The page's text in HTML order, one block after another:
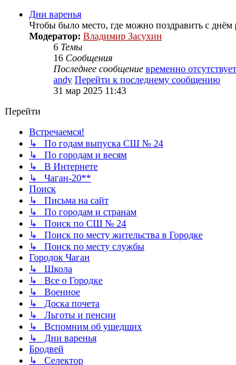
Дни варенья
Чтобы было место, где можно поздравить с
Модератор: Владимир Засухин
6 Темы
16 Сообщения
Последнее сообщение временно отсутствует
andy Перейти к последнему сообщению
31 мар 2025 11:43
Перейти
Встречаемся!
↳ По годам выпуска СШ № 24
↳ По городам и весям
↳ В Интернете
↳ Чаган-20**
Поиск
↳ Письма на сайт
↳ По городам и странам
↳ Поиск по СШ № 24
↳ Поиск по месту жительства в Городке
↳ Поиск по месту службы
Городок Чаган
↳ Школа
↳ Все о Городке
↳ Военное
↳ Доска почета
↳ Льготы и пенсии
↳ Вспомним об ушедших
↳ Дни варенья
Бродвей
↳ Селектор